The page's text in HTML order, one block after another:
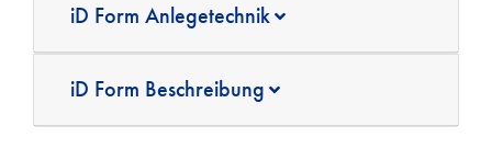
iD Form Anlegetechnik
iD Form Beschreibung